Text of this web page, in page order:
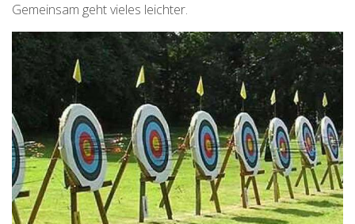
Gemeinsam geht vieles leichter.